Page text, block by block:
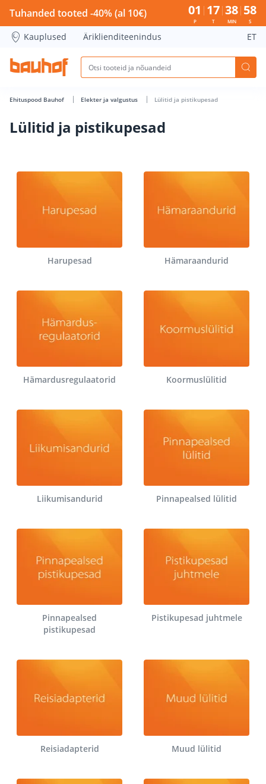
Lülitid ja pistikupesad - Bauhof has loaded
Tuhanded tooted -40% (al 10€) 01
P
17
T
38
MIN
58
S
Kauplused Äriklienditeenindus ET
Ehituspood Bauhof Elekter ja valgustus Lülitid ja pistikupesad
Lülitid ja pistikupesad
Harupesad Hämaraandurid
Hämardusregulaatorid Koormuslülitid
Liikumisandurid Pinnapealsed lülitid
Pinnapealsed
pistikupesad
Pistikupesad juhtmele
Reisiadapterid Muud lülitid